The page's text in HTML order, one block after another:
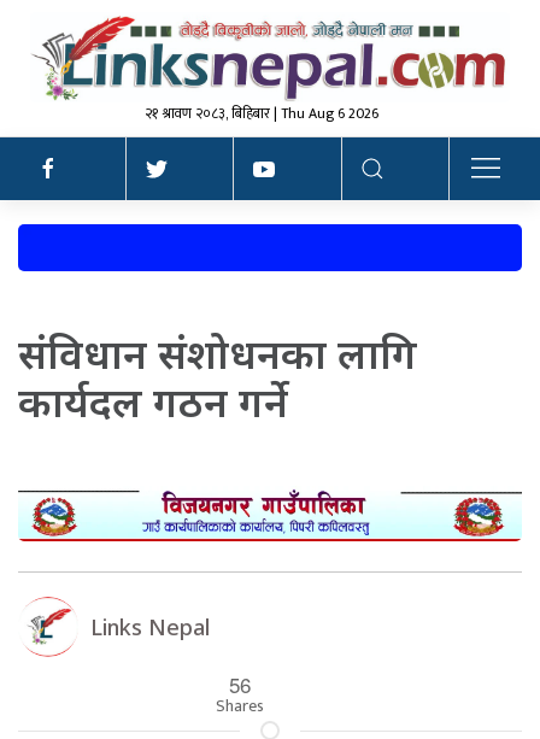
२१ श्रावण २०८३, बिहिबार | Thu Aug 6 2026
संविधान संशोधनका लागि
कार्यदल गठन गर्ने
Links Nepal
56
Shares